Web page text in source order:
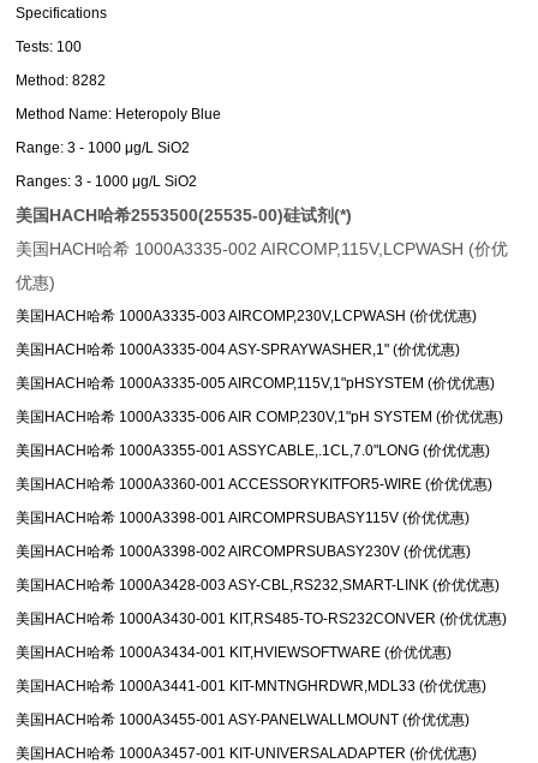
Specifications
Tests: 100
Method: 8282
Method Name: Heteropoly Blue
Range: 3 - 1000 μg/L SiO2
Ranges: 3 - 1000 μg/L SiO2
美国HACH哈希2553500(25535-00)硅试剂(*)
美国HACH哈希 1000A3335-002 AIRCOMP,115V,LCPWASH (价优
优惠)
美国HACH哈希 1000A3335-003 AIRCOMP,230V,LCPWASH (价优优惠)
美国HACH哈希 1000A3335-004 ASY-SPRAYWASHER,1" (价优优惠)
美国HACH哈希 1000A3335-005 AIRCOMP,115V,1"pHSYSTEM (价优优惠)
美国HACH哈希 1000A3335-006 AIR COMP,230V,1"pH SYSTEM (价优优惠)
美国HACH哈希 1000A3355-001 ASSYCABLE,.1CL,7.0"LONG (价优优惠)
美国HACH哈希 1000A3360-001 ACCESSORYKITFOR5-WIRE (价优优惠)
美国HACH哈希 1000A3398-001 AIRCOMPRSUBASY115V (价优优惠)
美国HACH哈希 1000A3398-002 AIRCOMPRSUBASY230V (价优优惠)
美国HACH哈希 1000A3428-003 ASY-CBL,RS232,SMART-LINK (价优优惠)
美国HACH哈希 1000A3430-001 KIT,RS485-TO-RS232CONVER (价优优惠)
美国HACH哈希 1000A3434-001 KIT,HVIEWSOFTWARE (价优优惠)
美国HACH哈希 1000A3441-001 KIT-MNTNGHRDWR,MDL33 (价优优惠)
美国HACH哈希 1000A3455-001 ASY-PANELWALLMOUNT (价优优惠)
美国HACH哈希 1000A3457-001 KIT-UNIVERSALADAPTER (价优优惠)